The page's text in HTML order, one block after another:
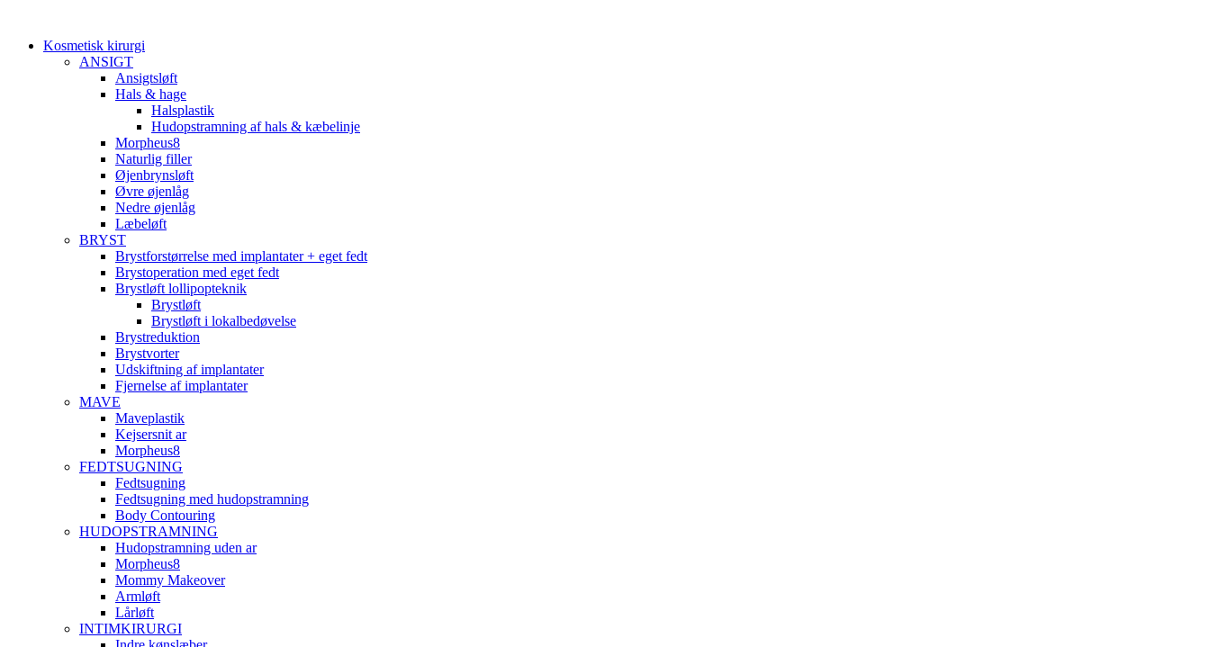
indholdKosmetisk kirurgi
ANSIGT
Ansigtsløft
Hals & hage
Halsplastik
Hudopstramning af hals & kæbelinje
Morpheus8
Naturlig filler
Øjenbrynsløft
Øvre øjenlåg
Nedre øjenlåg
Læbeløft
BRYST
Brystforstørrelse med implantater + eget fedt
Brystoperation med eget fedt
Brystløft lollipopteknik
Brystløft
Brystløft i lokalbedøvelse
Brystreduktion
Brystvorter
Udskiftning af implantater
Fjernelse af implantater
MAVE
Maveplastik
Kejsersnit ar
Morpheus8
FEDTSUGNING
Fedtsugning
Fedtsugning med hudopstramning
Body Contouring
HUDOPSTRAMNING
Hudopstramning uden ar
Morpheus8
Mommy Makeover
Armløft
Lårløft
INTIMKIRURGI